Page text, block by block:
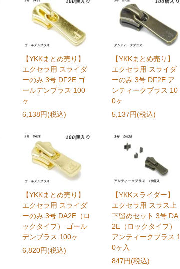
【YKKまとめ売り】
エクセラ用 スライダ
ーのみ 3号 DF2E ゴ
ールデンブラス 100
ヶ
6,138円(税込)
【YKKまとめ売り】
エクセラ用 スライダ
ーのみ 3号 DF2E ア
ンティークブラス 10
0ヶ
5,137円(税込)
【YKKまとめ売り】
エクセラ用 スライダ
ーのみ 3号 DA2E（ロ
ックタイプ） ゴール
デンブラス 100ヶ
6,820円(税込)
【YKKスライダー】
エクセラ用 スラス上
下留めセット 3号 DA
2E（ロックタイプ）
アンティークブラス 1
0ヶ入
847円(税込)